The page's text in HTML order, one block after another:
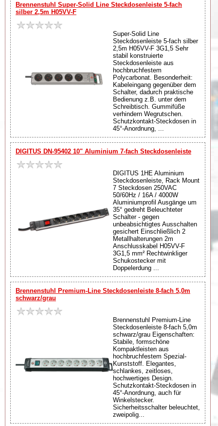
Brennenstuhl Super-Solid Line Steckdosenleiste 5-fach
silber 2,5m H05VV-F
Super-Solid Line
Steckdosenleiste 5-fach silber
2,5m H05VV-F 3G1,5 Sehr
stabil konstruierte
Steckdosenleiste aus
hochbruchfestem
Polycarbonat. Besonderheit:
Kabeleingang gegenüber dem
Schalter, dadurch praktische
Bedienung z.B. unter dem
Schreibtisch. Gummifüße
verhindern Wegrutschen.
Schutzkontakt-Steckdosen in
45°-Anordnung, ...
DIGITUS DN-95402 10" Aluminium 7-fach Steckdosenleiste
DIGITUS 1HE Aluminium
Steckdosenleiste, Rack Mount
7 Steckdosen 250VAC
50/60Hz / 16A / 4000W
Aluminiumprofil Ausgänge um
35° gedreht Beleuchteter
Schalter - gegen
unbeabsichtigtes Ausschalten
gesichert Einschließlich 2
Metallhalterungen 2m
Anschlusskabel H05VV-F
3G1,5 mm² Rechtwinkliger
Schukostecker mit
Doppelerdung ...
Brennenstuhl Premium-Line Steckdosenleiste 8-fach 5,0m
schwarz/grau
Brennenstuhl Premium-Line
Steckdosenleiste 8-fach 5,0m
schwarz/grau Eigenschaften:
Stabile, formschöne
Kompaktleisten aus
hochbruchfestem Spezial-
Kunststoff. Elegantes,
schlankes, zeitloses,
hochwertiges Design.
Schutzkontakt-Steckdosen in
45°-Anordnung, auch für
Winkelstecker.
Sicherheitsschalter beleuchtet,
zweipolig...